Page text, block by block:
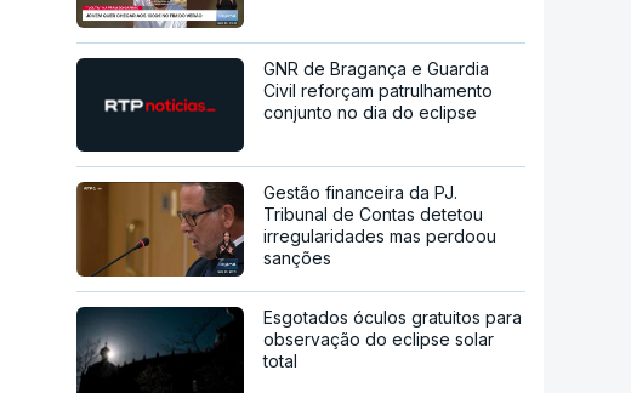
GNR de Bragança e Guardia
Civil reforçam patrulhamento
conjunto no dia do eclipse
Gestão financeira da PJ.
Tribunal de Contas detetou
irregularidades mas perdoou
sanções
Esgotados óculos gratuitos para
observação do eclipse solar
total